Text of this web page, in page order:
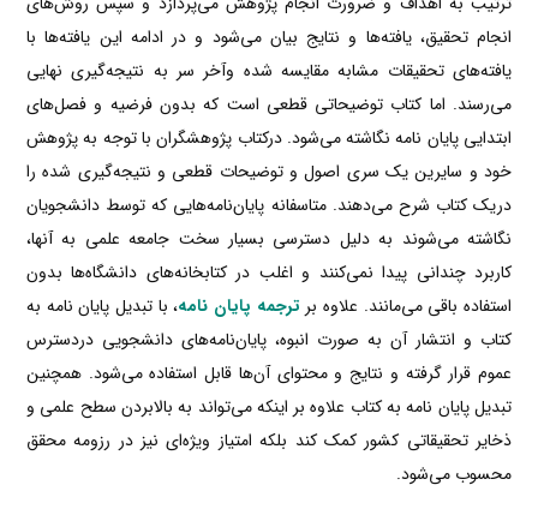
انجام تحقیق، یافته‌ها و نتایج بیان می‌شود و در ادامه این یافته‌ها با
یافته‌های تحقیقات مشابه مقایسه شده وآخر سر به نتیجه‌گیری نهایی
می‌رسند. اما کتاب توضیحاتی قطعی است که بدون فرضیه و فصل‌های
ابتدایی پایان نامه نگاشته می‌شود. درکتاب پژوهشگران با توجه به پژوهش
خود و سایرین یک سری اصول و توضیحات قطعی و نتیجه‌گیری‌ شده را
دریک کتاب شرح می‌دهند. متاسفانه پایان‌نامه‌هایی که توسط دانشجویان
نگاشته می‌شوند به دلیل دسترسی بسیار سخت جامعه علمی به آنها،
کاربرد چندانی پیدا نمی‌کنند و اغلب در کتابخانه‌های دانشگاه‌ها بدون
استفاده باقی ‍‌می‌مانند. علاوه بر ترجمه پایان نامه، با تبدیل پایان نامه به
کتاب و انتشار آن به صورت انبوه، پایان‌نامه‌های دانشجویی دردسترس
عموم قرار گرفته و نتایج و محتوای آن‌ها قابل استفاده می‌شود. همچنین
تبدیل پایان­ نامه به کتاب علاوه بر اینکه می‌­تواند به بالابردن سطح علمی و
ذخایر تحقیقاتی کشور کمک کند بلکه امتیاز ویژه‌­ای نیز در رزومه­ محقق
محسوب می­‌شود.